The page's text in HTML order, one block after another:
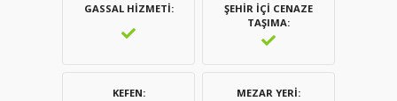
GASSAL HIZMETI
ŞEHIR İÇI CENAZE
TAŞIMA
KEFEN MEZAR YERI